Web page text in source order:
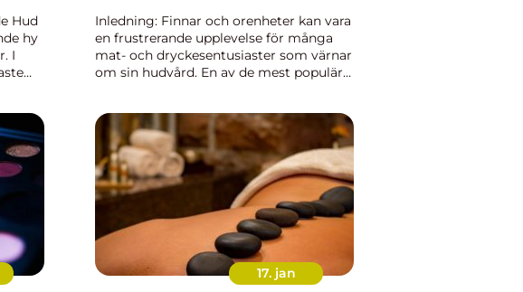
Hud
hy
I
Inledning: Finnar och orenheter kan vara
en frustrerande upplevelse för många
mat- och dryckesentusiaster som värnar
om sin hudvård. En av de mest populära
alltmer populära ...
17. jan